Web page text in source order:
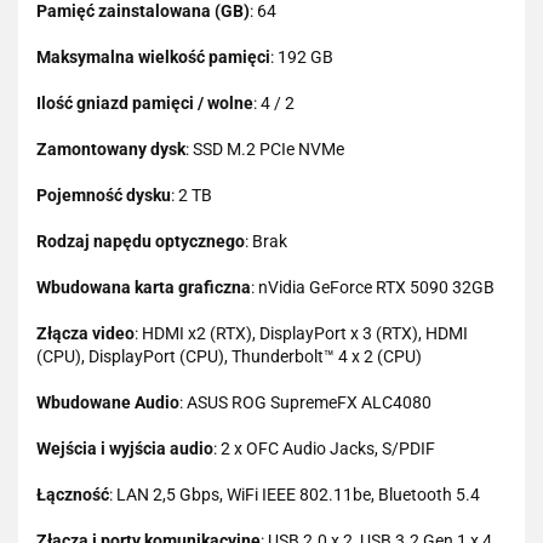
Pamięć zainstalowana (GB): 64
Maksymalna wielkość pamięci: 192 GB
Ilość gniazd pamięci / wolne: 4 / 2
Zamontowany dysk: SSD M.2 PCIe NVMe
Pojemność dysku: 2 TB
Rodzaj napędu optycznego: Brak
Wbudowana karta graficzna: nVidia GeForce RTX 5090 32GB
Złącza video: HDMI x2 (RTX), DisplayPort x 3 (RTX), HDMI
(CPU), DisplayPort (CPU), Thunderbolt™ 4 x 2 (CPU)
Wbudowane Audio: ASUS ROG SupremeFX ALC4080
Wejścia i wyjścia audio: 2 x OFC Audio Jacks, S/PDIF
Łączność: LAN 2,5 Gbps, WiFi IEEE 802.11be, Bluetooth 5.4